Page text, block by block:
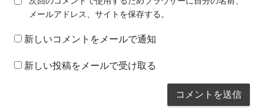
メールアドレス、サイトを保存する。
新しいコメントをメールで通知
新しい投稿をメールで受け取る